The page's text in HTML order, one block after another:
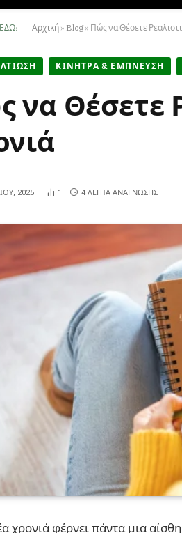
Αρχική» Blog» Πώς να Θέσετε
ΚΙΝΗΤΡΑ & ΕΜΠΝΕΥΣΗ
να Θέσετε
2025 1 4 ΛΕΠΤΆ ΑΝΆΓΝΩΣΗΣ
χρονιά φέρνει πάντα μια